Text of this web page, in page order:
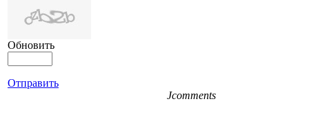
Обновить
Отправить
Jcomments